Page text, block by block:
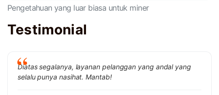
Pengetahuan yang luar biasa untuk miner
Testimonial
Diatas segalanya, layanan pelanggan yang andal yang
selalu punya nasihat. Mantab!